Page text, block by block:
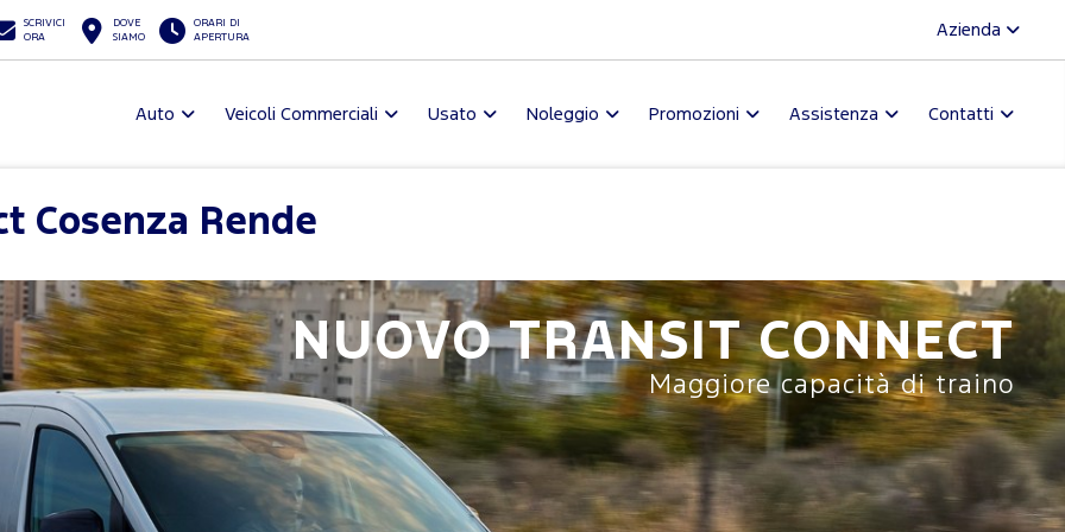
SCRIVICI
ORA
DOVE
SIAMO
ORARI DI
APERTURA
Azienda
Auto Veicoli Commerciali Usato Noleggio Promozioni Assistenza Contatti
Cosenza Rende
NUOVOTRANSIT CONNECT
Maggiore capacità di traino